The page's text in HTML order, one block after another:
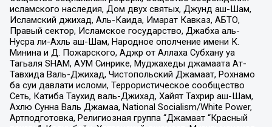
исламского наследия, Дом двух святых, Джунд аш-Шам,
Исламский джихад, Аль-Каида, Имарат Кавказ, АБТО,
Правый сектор, Исламское государство, Джабха аль-
Нусра ли-Ахль аш-Шам, Народное ополчение имени К.
Минина и Д. Пожарского, Аджр от Аллаха Субхану уа
Тагьаля SHAM, АУМ Синрике, Муджахеды джамаата Ат-
Тавхида Валь-Джихад, Чистопольский Джамаат, Рохнамо
ба суи давлати исломи, Террористическое сообщество
Сеть, Катиба Таухид валь-Джихад, Хайят Тахрир аш-Шам,
Ахлю Сунна Валь Джамаа, National Socialism/White Power,
Артподготовка, Религиозная группа “Джамаат “Красный